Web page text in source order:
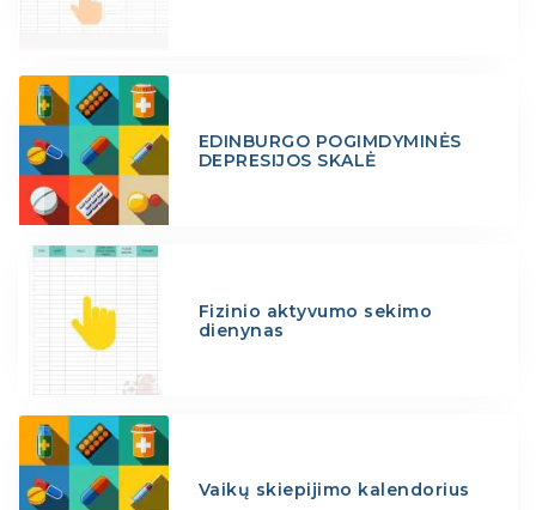
EDINBURGO POGIMDYMINĖS
DEPRESIJOS SKALĖ
Fizinio aktyvumo sekimo
dienynas
Vaikų skiepijimo kalendorius